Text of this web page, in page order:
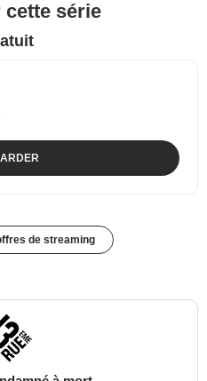
cette série
de streaming